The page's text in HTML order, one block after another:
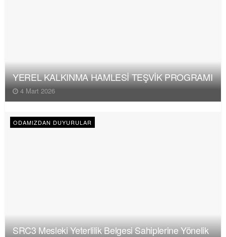
YEREL KALKINMA HAMLESİ TEŞVİK PROGRAMI
4 Mart 2026
ODAMIZDAN DUYURULAR
SRC3 Mesleki Yeterlilik Belgesi Sahiplerine Yönelik